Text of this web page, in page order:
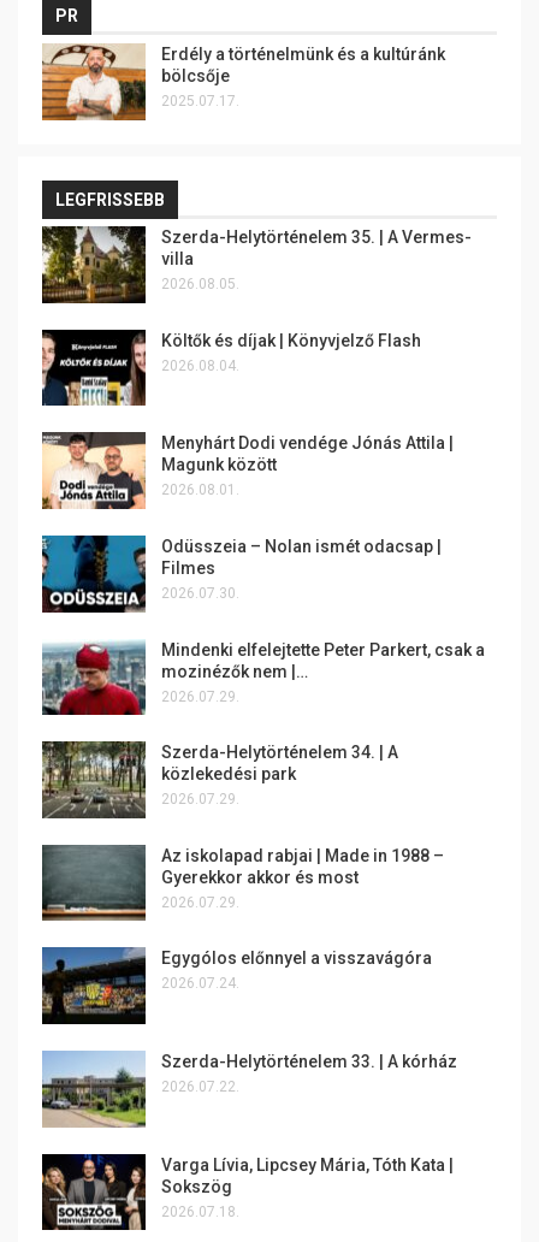
PR
Erdély a történelmünk és a kultúránk
bölcsője
2025.07.17.
LEGFRISSEBB
Szerda-Helytörténelem 35. | A Vermes-
villa
2026.08.05.
Költők és díjak | Könyvjelző Flash
2026.08.04.
Menyhárt Dodi vendége Jónás Attila |
Magunk között
2026.08.01.
Odüsszeia – Nolan ismét odacsap |
Filmes
2026.07.30.
Mindenki elfelejtette Peter Parkert, csak a
mozinézők nem |…
2026.07.29.
Szerda-Helytörténelem 34. | A
közlekedési park
2026.07.29.
Az iskolapad rabjai | Made in 1988 –
Gyerekkor akkor és most
2026.07.29.
Egygólos előnnyel a visszavágóra
2026.07.24.
Szerda-Helytörténelem 33. | A kórház
2026.07.22.
Varga Lívia, Lipcsey Mária, Tóth Kata |
Sokszög
2026.07.18.